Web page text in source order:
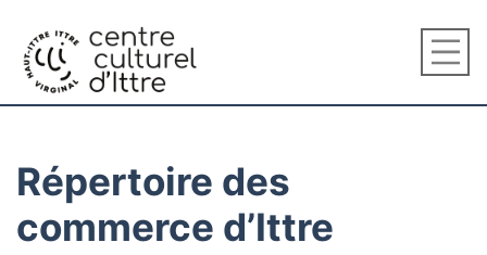
Répertoire des
commerce d’Ittre